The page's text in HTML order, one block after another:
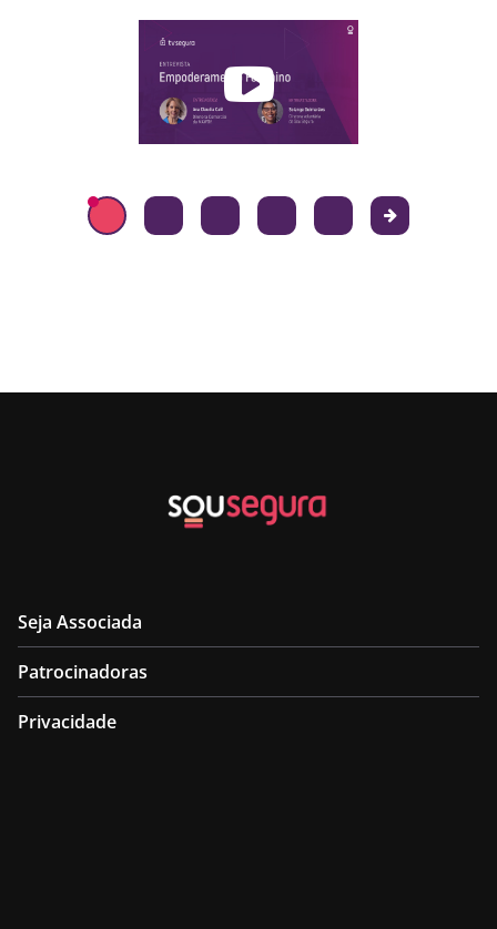
Seja Associada
Patrocinadoras
Privacidade